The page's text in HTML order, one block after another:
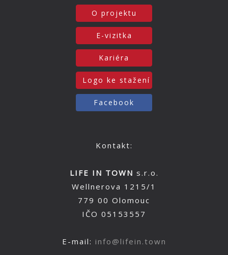
O projektu
E-vizitka
Kariéra
Logo ke stažení
Facebook
Kontakt:
LIFE IN TOWN s.r.o.
Wellnerova 1215/1
779 00 Olomouc
IČO 05153557
E-mail: info@lifein.town